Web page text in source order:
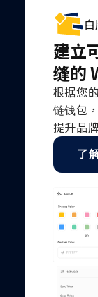
建立
缝的
根据您
链钱包
提升品
了